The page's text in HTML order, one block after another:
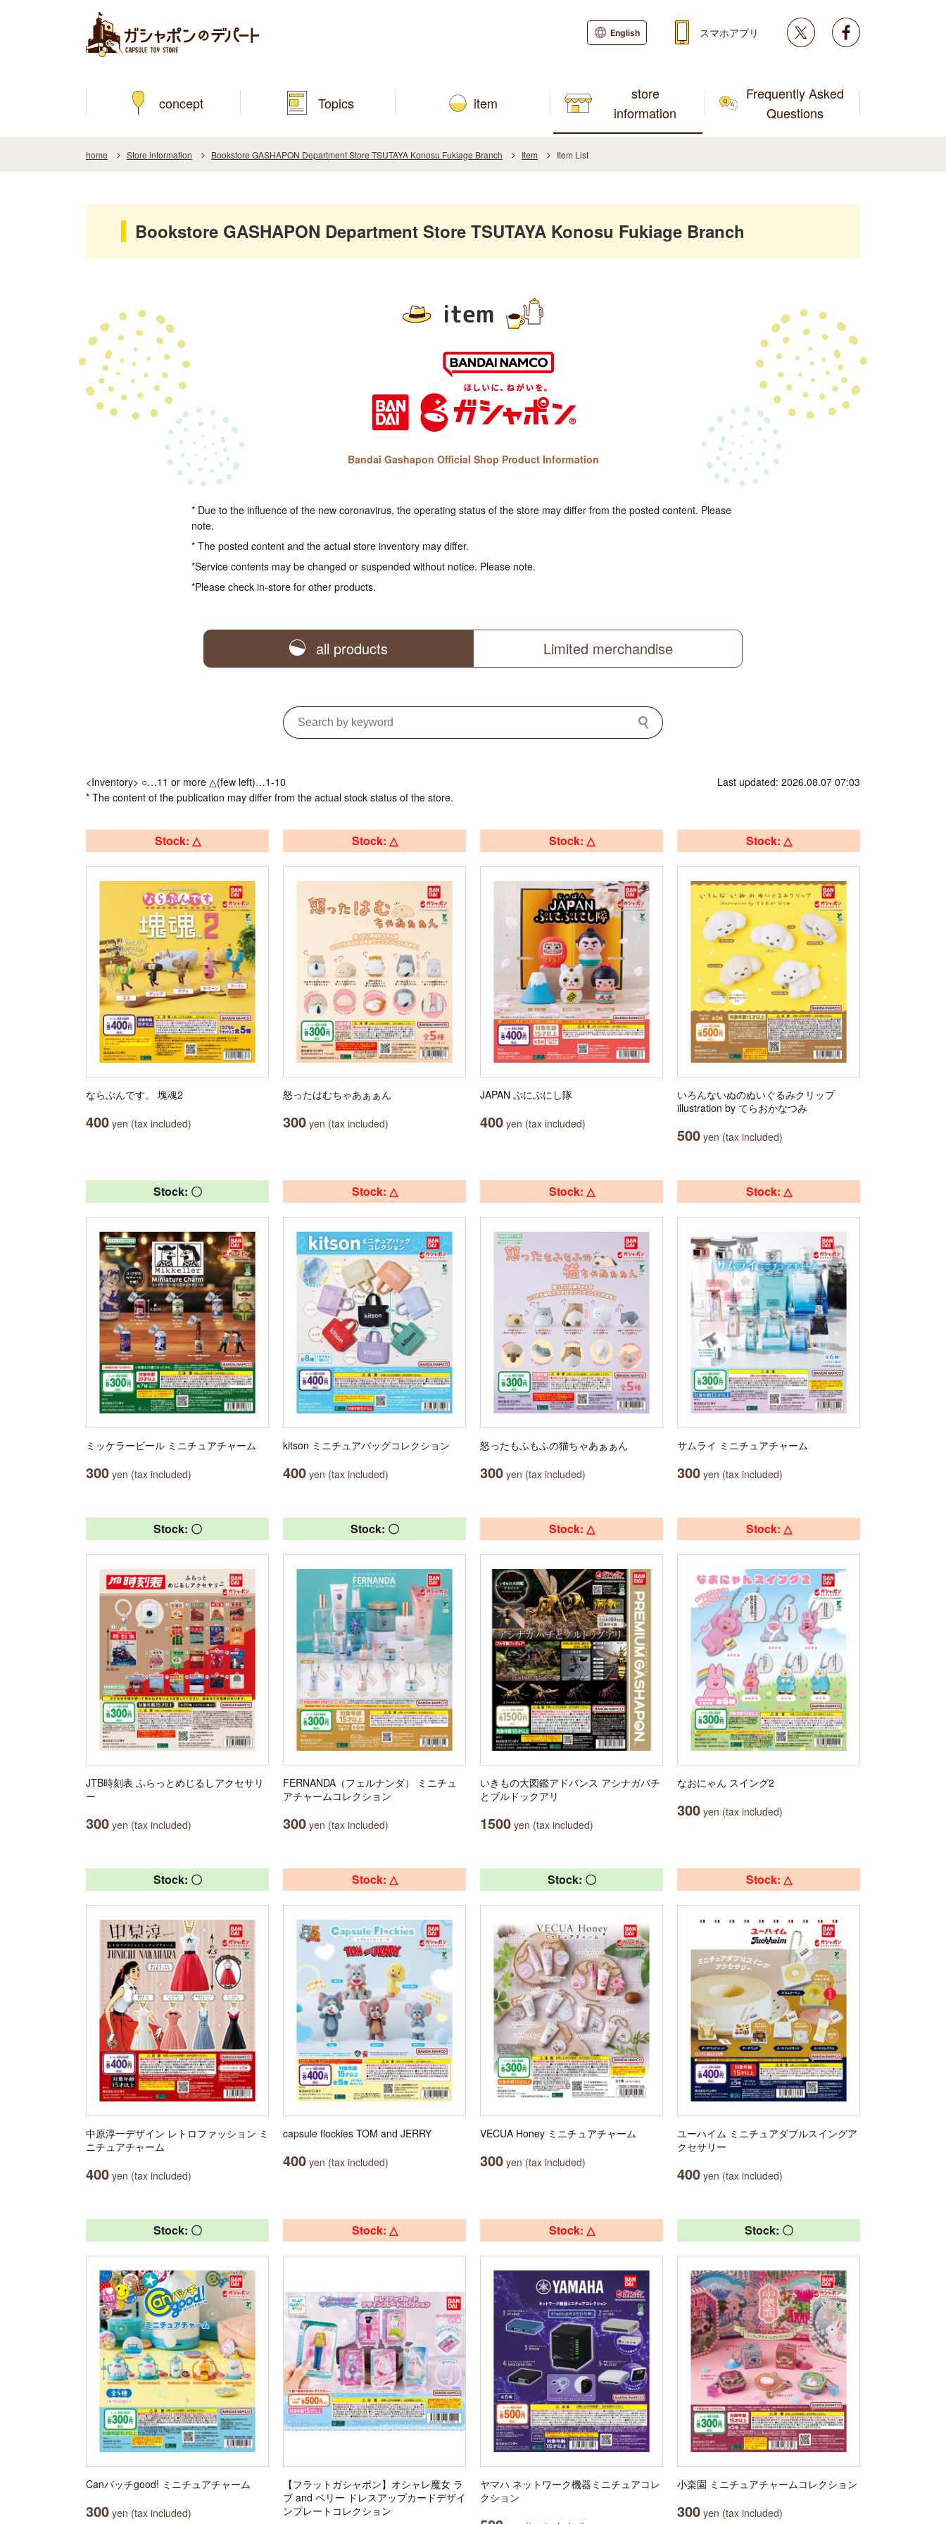
concept Topics item
store
information
Frequently Asked
Questions
English スマホアプリ Twitter
home Store information Bookstore GASHAPON Department Store TSUTAYA Konosu Fukiage Branch Item Item List
Bookstore GASHAPON Department Store TSUTAYA Konosu Fukiage Branch
item
Bandai Gashapon Official Shop Product Information
* Due to the influence of the new coronavirus, the operating status of the store may differ from the posted content. Please
note.
* The posted content and the actual store inventory may differ.
*Service contents may be changed or suspended without notice. Please note.
*Please check in-store for other products.
all products Limited merchandise
<Inventory> ○…11 or more △(few left)…1-10
* The content of the publication may differ from the actual stock status of the store.
Last updated: 2026.08.07 07:03
Stock: △
ならぶんです。 塊魂2
400 yen (tax included)
Stock: △
怒ったはむちゃあぁぁん
300 yen (tax included)
Stock: △
JAPAN ぷにぷにし隊
400 yen (tax included)
Stock: △
いろんないぬのぬいぐるみクリップ
illustration by てらおかなつみ
500 yen (tax included)
Stock: 〇
ミッケラービール ミニチュアチャーム
300 yen (tax included)
Stock: △
kitson ミニチュアバッグコレクション
400 yen (tax included)
Stock: △
怒ったもふもふの猫ちゃあぁぁん
300 yen (tax included)
Stock: △
サムライ ミニチュアチャーム
300 yen (tax included)
Stock: 〇
JTB時刻表 ふらっとめじるしアクセサリ
ー
300 yen (tax included)
Stock: 〇
FERNANDA（フェルナンダ） ミニチュ
アチャームコレクション
300 yen (tax included)
Stock: △
いきもの大図鑑アドバンス アシナガバチ
とブルドックアリ
1500 yen (tax included)
Stock: △
なおにゃん スイング2
300 yen (tax included)
Stock: 〇
中原淳一デザイン レトロファッション ミ
ニチュアチャーム
400 yen (tax included)
Stock: △
capsule flockies TOM and JERRY
400 yen (tax included)
Stock: 〇
VECUA Honey ミニチュアチャーム
300 yen (tax included)
Stock: △
ユーハイム ミニチュアダブルスイングア
クセサリー
400 yen (tax included)
Stock: 〇
Canバッチgood! ミニチュアチャーム
300 yen (tax included)
Stock: △
【フラットガシャポン】オシャレ魔女 ラ
ブ and ベリー ドレスアップカードデザイ
ンプレートコレクション
Stock: △
ヤマハ ネットワーク機器ミニチュアコレ
クション
Stock: 〇
小楽園 ミニチュアチャームコレクション
300 yen (tax included)